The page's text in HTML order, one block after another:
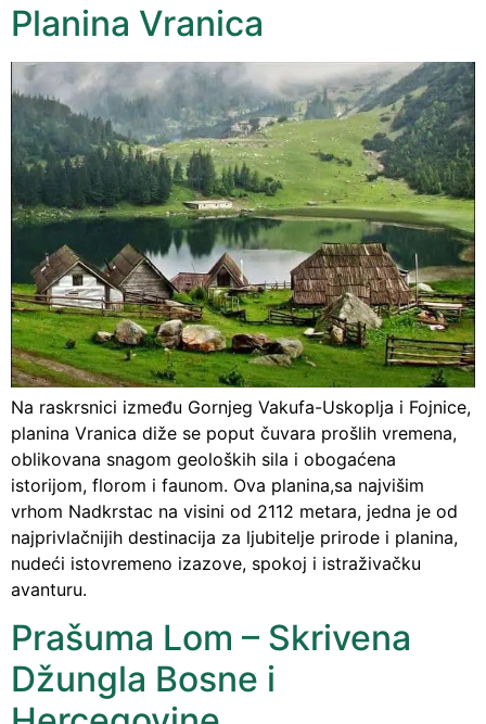
Planina Vranica
Na raskrsnici između Gornjeg Vakufa-Uskoplja i Fojnice,
planina Vranica diže se poput čuvara prošlih vremena,
oblikovana snagom geoloških sila i obogaćena
istorijom, florom i faunom. Ova planina,sa najvišim
vrhom Nadkrstac na visini od 2112 metara, jedna je od
najprivlačnijih destinacija za ljubitelje prirode i planina,
nudeći istovremeno izazove, spokoj i istraživačku
avanturu.
Prašuma Lom – Skrivena
Džungla Bosne i